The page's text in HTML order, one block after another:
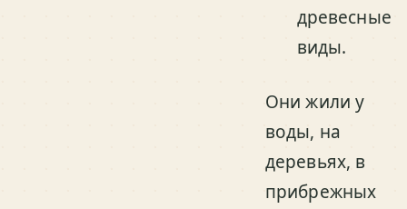
древесные
виды.
Они жили у
воды, на
деревьях, в
прибрежных